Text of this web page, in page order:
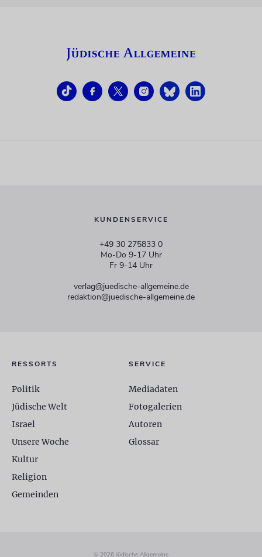
KUNDENSERVICE
+49 30 275833 0
Mo-Do 9-17 Uhr
Fr 9-14 Uhr
verlag@juedische-allgemeine.de
redaktion@juedische-allgemeine.de
RESSORTS
Politik
Jüdische Welt
Israel
Unsere Woche
Kultur
Religion
Gemeinden
SERVICE
Mediadaten
Fotogalerien
Autoren
Glossar
© 2026 Jüdische Allgemeine